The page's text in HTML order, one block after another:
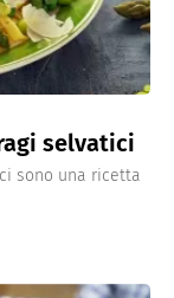
selvatici
sono una ricetta